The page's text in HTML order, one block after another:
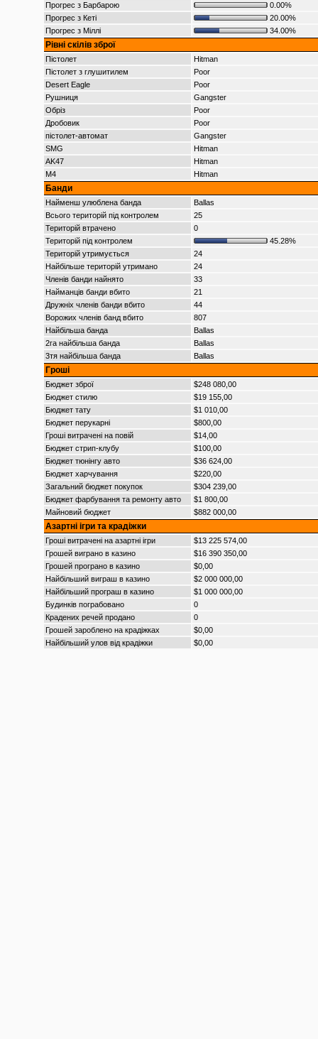
Прогрес з Барбарою
0.00%
Прогрес з Кеті
20.00%
Прогрес з Міллі
34.00%
Рівні скілів зброї
Пістолет
Hitman
Пістолет з глушитилем
Poor
Desert Eagle
Poor
Рушниця
Gangster
Обріз
Poor
Дробовик
Poor
пістолет-автомат
Gangster
SMG
Hitman
AK47
Hitman
M4
Hitman
Банди
Найменш улюблена банда
Ballas
Всього територій під контролем
25
Територій втрачено
0
Територій під контролем
45.28%
Територій утримується
24
Найбільше територій утримано
24
Членів банди найнято
33
Найманців банди вбито
21
Дружніх членів банди вбито
44
Ворожих членів банд вбито
807
Найбільша банда
Ballas
2га найбільша банда
Ballas
3тя найбільша банда
Ballas
Гроші
Бюджет зброї
$248 080,00
Бюджет стилю
$19 155,00
Бюджет тату
$1 010,00
Бюджет перукарні
$800,00
Гроші витрачені на повій
$14,00
Бюджет стрип-клубу
$100,00
Бюджет тюнінгу авто
$36 624,00
Бюджет харчування
$220,00
Загальний бюджет покупок
$304 239,00
Бюджет фарбування та ремонту авто
$1 800,00
Майновий бюджет
$882 000,00
Азартні ігри та крадіжки
Гроші витрачені на азартні ігри
$13 225 574,00
Грошей виграно в казино
$16 390 350,00
Грошей програно в казино
$0,00
Найбільший виграш в казино
$2 000 000,00
Найбільший програш в казино
$1 000 000,00
Будинків пограбовано
0
Крадених речей продано
0
Грошей зароблено на крадіжках
$0,00
Найбільший улов від крадіжки
$0,00